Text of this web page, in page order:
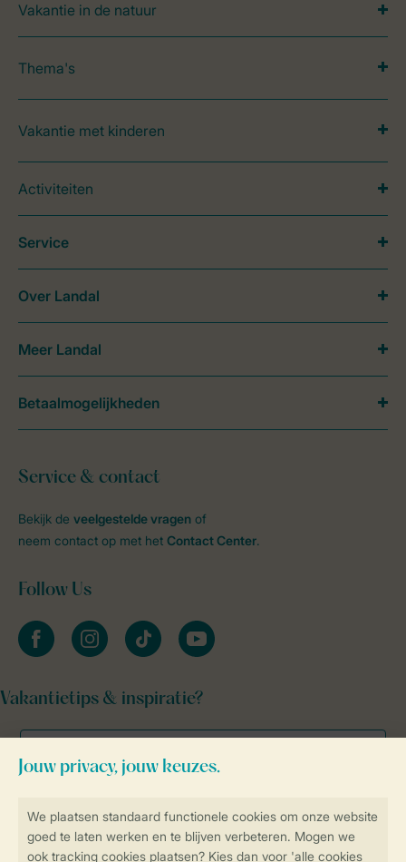
Veilig en snel online boeken
Vakantie in de natuur
Thema's
Vakantie met kinderen
Activiteiten
Service & contact
Bekijk de veelgestelde vragen of
neem contact op met het Contact Center.
Follow Us
facebookinstagramtiktok youtube
Vakantietips & inspiratie?
Service
Over Landal
Meer Landal
Betaalmogelijkheden